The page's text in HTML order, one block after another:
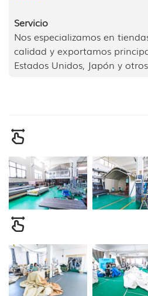
Servicio
Nos especializamos en
calidad y exportamos
Estados Unidos, Japón y